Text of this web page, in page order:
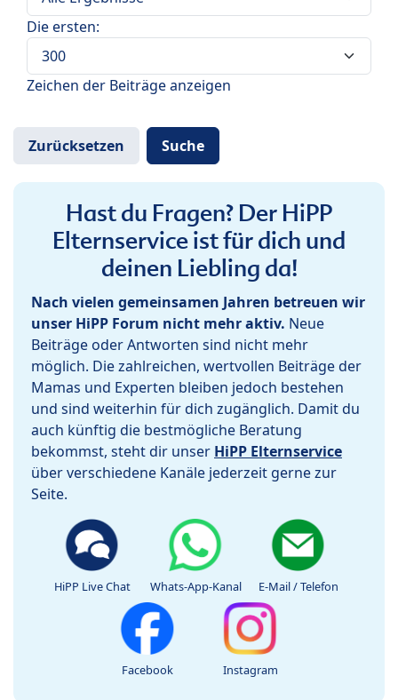
Die ersten:
Zeichen der Beiträge anzeigen
Hast du Fragen? Der HiPP
Elternservice ist für dich und
deinen Liebling da!
Nach vielen gemeinsamen Jahren betreuen wir
unser HiPP Forum nicht mehr aktiv. Neue
Beiträge oder Antworten sind nicht mehr
möglich. Die zahlreichen, wertvollen Beiträge der
Mamas und Experten bleiben jedoch bestehen
und sind weiterhin für dich zugänglich. Damit du
auch künftig die bestmögliche Beratung
bekommst, steht dir unser HiPP Elternservice
über verschiedene Kanäle jederzeit gerne zur
Seite.
HiPP Live Chat Whats-App-Kanal E-Mail / Telefon
Facebook Instagram